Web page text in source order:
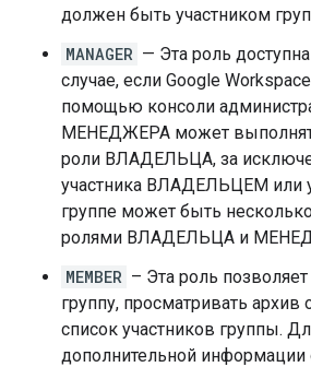
должен быть участником
MANAGER — Эта роль
случае, если Google
помощью консоли
МЕНЕДЖЕРА может
роли ВЛАДЕЛЬЦА, за
участника ВЛАДЕЛЬЦЕМ или
группе может быть
ролями ВЛАДЕЛЬЦА и
MEMBER – Эта роль
группу, просматривать
список участников группы.
дополнительной информации